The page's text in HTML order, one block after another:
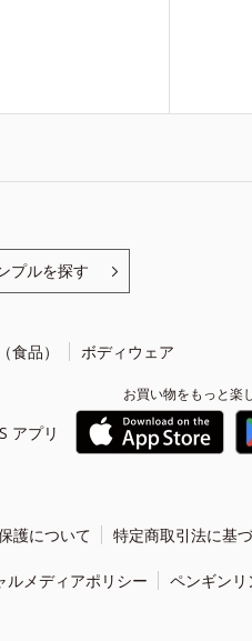
プルを探す
食品） ボディウェア
アプリ
お買い物をもっと楽
護について 特定商取引法に基
ルメディアポリシー ペンギンリ